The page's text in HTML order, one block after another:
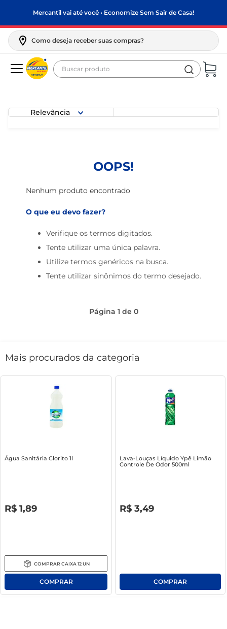
Mercantil vai até você • Economize Sem Sair de Casa!
Como deseja receber suas compras?
Buscar produto
Relevância
OOPS!
Nenhum produto encontrado
O que eu devo fazer?
Verifique os termos digitados.
Tente utilizar uma única palavra.
Utilize termos genéricos na busca.
Tente utilizar sinônimos do termo desejado.
Página 1 de 0
Mais procurados da categoria
Água Sanitária Clorito 1l
R$ 1,89
COMPRAR CAIXA 12 UN
Lava-Louças Líquido Ypê Limão
Controle De Odor 500ml
R$ 3,49
Termos mais buscados
frango
leite pó
macarrão